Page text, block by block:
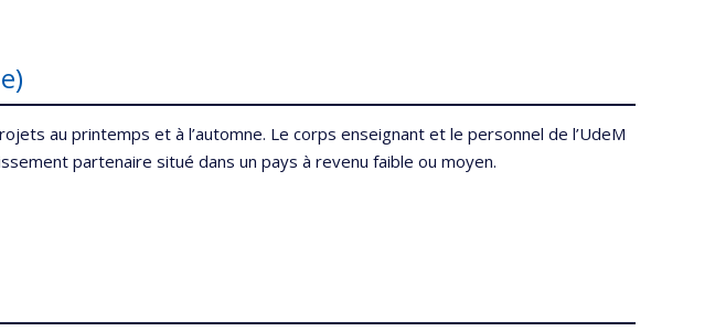
au printemps et à l’automne. Le corps enseignant et le personnel de l’UdeM
partenaire situé dans un pays à revenu faible ou moyen.